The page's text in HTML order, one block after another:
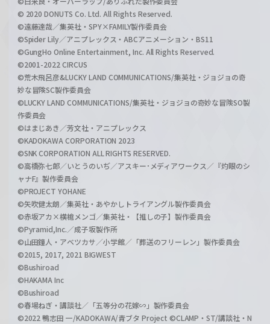
© 2020 DONUTS Co. Ltd. All Rights Reserved.
©遠藤達哉／集英社・SPY×FAMILY製作委員会
©Spider Lily／アニプレックス・ABCアニメーション・BS11
©GungHo Online Entertainment, Inc. All Rights Reserved.
©2001-2022 CIRCUS
©荒木飛呂彦&LUCKY LAND COMMUNICATIONS/集英社・ジョジョの奇
妙な冒険SC製作委員会
©LUCKY LAND COMMUNICATIONS/集英社・ジョジョの奇妙な冒険SO製
作委員会
©はまじあき／芳文社・アニプレックス
©KADOKAWA CORPORATION 2023
©SNK CORPORATION ALL RIGHTS RESERVED.
©高橋弥七郎／いとうのいぢ／アスキー･メディアワークス／『灼眼のシ
ャナF』製作委員会
©PROJECT YOHANE
©矢吹健太朗／集英社・あやかしトライアングル製作委員会
©赤坂アカ×横槍メンゴ／集英社・【推しの子】製作委員会
©Pyramid,Inc.／成子坂製作所
©山田鐘人・アベツカサ／小学館／「葬送のフリーレン」製作委員会
©2015, 2017, 2021 BIGWEST
©Bushiroad
©HAKAMA Inc
©Bushiroad
©春場ねぎ・講談社／「五等分の花嫁∽」製作委員会
©2022 鴨志田 一/KADOKAWA/青ブタ Project ©CLAMP・ST/講談社・N